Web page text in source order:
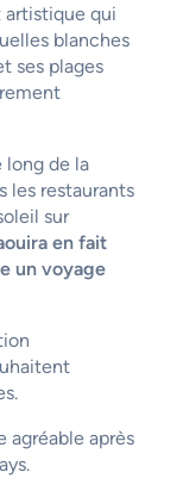
artistique qui
blanches
ses plages
long de la
les restaurants
sur
en fait
un voyage
agréable après